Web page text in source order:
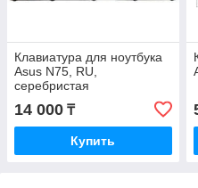
Клавиатура для ноутбука
Asus N75, RU,
серебристая
14 000 ₸
Купить